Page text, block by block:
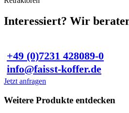
Interessiert? Wir
+49 (0)7231 428089-0
info@faisst-koffer.de
Jetzt anfragen
Weitere Produkte entdecken